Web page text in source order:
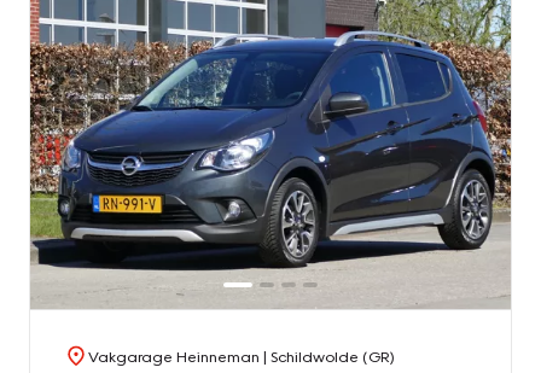
Vakgarage Heinneman | Schildwolde (GR)